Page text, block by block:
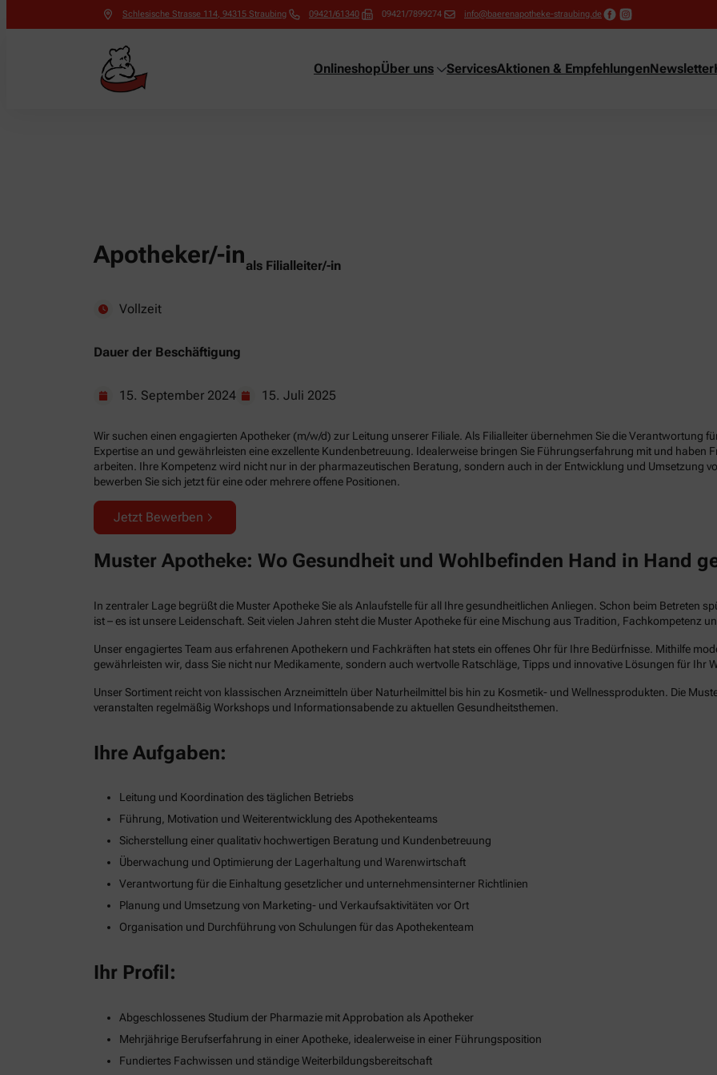
Schlesische Strasse 114, 94315 Straubing 09421/61340 09421/7899274 info@baerenapotheke-straubing.de
OnlineshopÜber uns ServicesAktionen & EmpfehlungenNewsletter
Apotheker/-inals Filialleiter/-in
Vollzeit
Dauer der Beschäftigung
15. September 2024 15. Juli 2025
Wir suchen einen engagierten Apotheker (m/w/d) zur Leitung unserer Filiale. Als Filialleiter übernehmen Sie die Verantwortung
Expertise an und gewährleisten eine exzellente Kundenbetreuung. Idealerweise bringen Sie Führungserfahrung mit und haben
arbeiten. Ihre Kompetenz wird nicht nur in der pharmazeutischen Beratung, sondern auch in der Entwicklung und Umsetzung
bewerben Sie sich jetzt für eine oder mehrere offene Positionen.
Jetzt Bewerben
Muster Apotheke: Wo Gesundheit und Wohlbefinden Hand in Hand
In zentraler Lage begrüßt die Muster Apotheke Sie als Anlaufstelle für all Ihre gesundheitlichen Anliegen. Schon beim Betreten
ist – es ist unsere Leidenschaft. Seit vielen Jahren steht die Muster Apotheke für eine Mischung aus Tradition, Fachkompetenz
Unser engagiertes Team aus erfahrenen Apothekern und Fachkräften hat stets ein offenes Ohr für Ihre Bedürfnisse. Mithilfe
gewährleisten wir, dass Sie nicht nur Medikamente, sondern auch wertvolle Ratschläge, Tipps und innovative Lösungen für Ihr
Unser Sortiment reicht von klassischen Arzneimitteln über Naturheilmittel bis hin zu Kosmetik- und Wellnessprodukten. Die
veranstalten regelmäßig Workshops und Informationsabende zu aktuellen Gesundheitsthemen.
Ihre Aufgaben:
Leitung und Koordination des täglichen Betriebs
Führung, Motivation und Weiterentwicklung des Apothekenteams
Sicherstellung einer qualitativ hochwertigen Beratung und Kundenbetreuung
Überwachung und Optimierung der Lagerhaltung und Warenwirtschaft
Verantwortung für die Einhaltung gesetzlicher und unternehmensinterner Richtlinien
Planung und Umsetzung von Marketing- und Verkaufsaktivitäten vor Ort
Organisation und Durchführung von Schulungen für das Apothekenteam
Ihr Profil:
Abgeschlossenes Studium der Pharmazie mit Approbation als Apotheker
Mehrjährige Berufserfahrung in einer Apotheke, idealerweise in einer Führungsposition
Fundiertes Fachwissen und ständige Weiterbildungsbereitschaft